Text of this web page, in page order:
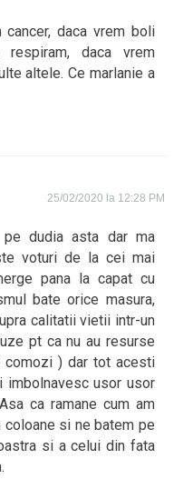
daca vrem boli
respiram, daca vrem
altele. Ce marlanie a
25/02/2020 la 12:28 PM
dudia asta dar ma
voturi de la cei mai
pana la capat cu
bate orice masura,
calitatii vietii intr-un
pt ca nu au resurse
comozi ) dar tot acesti
imbolnavesc usor usor
ca ramane cum am
si ne batem pe
si a celui din fata